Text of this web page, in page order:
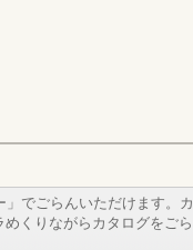
でごらんいただけます。カ
くりながらカタログをごら